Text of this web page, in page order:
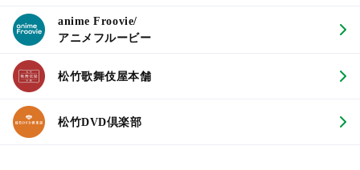
anime Froovie/
アニメフルービー
松竹歌舞伎屋本舗
松竹DVD倶楽部